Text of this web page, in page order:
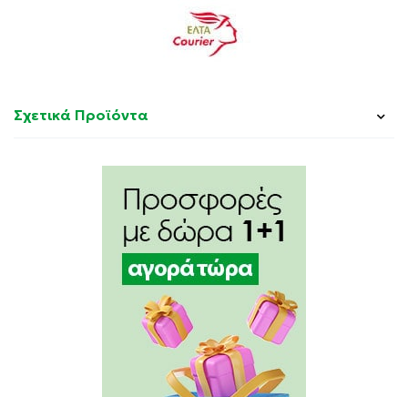
SUFFRUTICOSA ROOT EXTRACT, ROSMARINUS
OFFICINALIS (ROSEMARY) LEAF EXTRACT,
Σχετικά Προϊόντα